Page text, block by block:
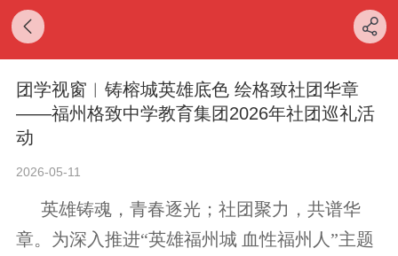
团学视窗︱铸榕城英雄底色 绘格致社团华章
——福州格致中学教育集团2026年社团巡礼活
动
2026-05-11
英雄铸魂，青春逐光；社团聚力，共谱华
章。为深入推进“英雄福州城 血性福州人”主题